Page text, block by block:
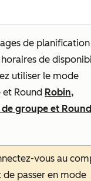
de planification
de
utiliser le mode
et Round Robin,
groupe et Round
vous au
passer en mode